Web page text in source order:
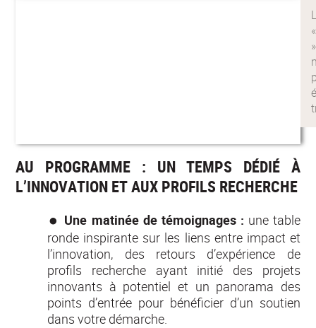
AU PROGRAMME : UN TEMPS DÉDIÉ À
L’INNOVATION ET AUX PROFILS RECHERCHE
Une matinée de témoignages : une table
ronde inspirante sur les liens entre impact et
l’innovation, des retours d’expérience de
profils recherche ayant initié des projets
innovants à potentiel et un panorama des
points d’entrée pour bénéficier d’un soutien
dans votre démarche.